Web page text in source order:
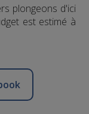
plongeons d'ici
est estimé à